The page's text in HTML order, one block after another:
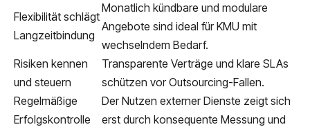
Flexibilität schlägt
Langzeitbindung
Monatlich kündbare und modulare
Angebote sind ideal für KMU mit
wechselndem Bedarf.
Risiken kennen
und steuern
Transparente Verträge und klare SLAs
schützen vor Outsourcing-Fallen.
Regelmäßige
Erfolgskontrolle
Der Nutzen externer Dienste zeigt sich
erst durch konsequente Messung und